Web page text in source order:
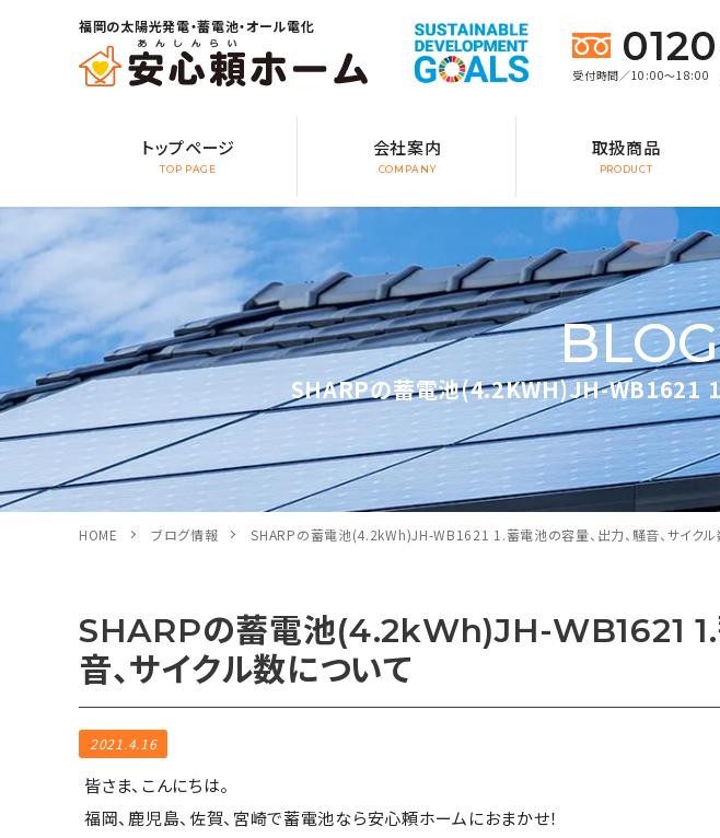
福岡の太陽光発電・蓄電池・オール電化
受付時間／10:00～18:00
トップページ
TOP PAGE
会社案内
COMPANY
取扱商品
PRODUCT
SHARPの蓄電池(4.2KWH)JH-WB1621 1.
HOME ブログ情報 SHARPの蓄電池(4.2kWh)JH-WB1621 1.蓄電池の容量、出力、騒音、サイクル
SHARPの蓄電池(4.2kWh)JH-WB1621 1.
音、サイクル数について
2021.4.16
皆さま、こんにちは。
福岡、鹿児島、佐賀、宮崎で蓄電池なら安心頼ホームにおまかせ！